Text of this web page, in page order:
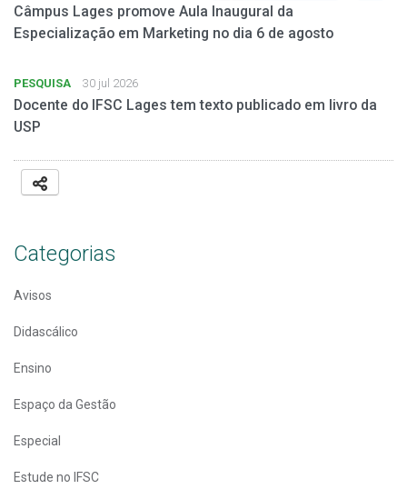
Câmpus Lages promove Aula Inaugural da
Especialização em Marketing no dia 6 de agosto
PESQUISA 30 jul 2026
Docente do IFSC Lages tem texto publicado em livro da
USP
Categorias
Avisos
Didascálico
Ensino
Espaço da Gestão
Especial
Estude no IFSC